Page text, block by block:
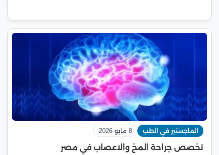
الماجستير في الطب 8 مايو 2026
تخصص جراحة المخ والاعصاب في مصر